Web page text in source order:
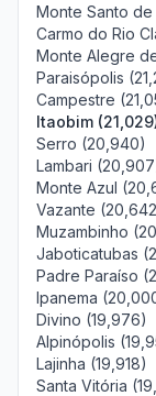
Monte Santo de
Carmo do Rio
Monte Alegre
Paraisópolis
Campestre
Itaobim
Serro (20,940)
Lambari
Monte Azul
Vazante
Muzambinho
Jaboticatubas
Padre Paraíso
Ipanema
Divino (19,976)
Alpinópolis
Lajinha (19,918)
Santa Vitória